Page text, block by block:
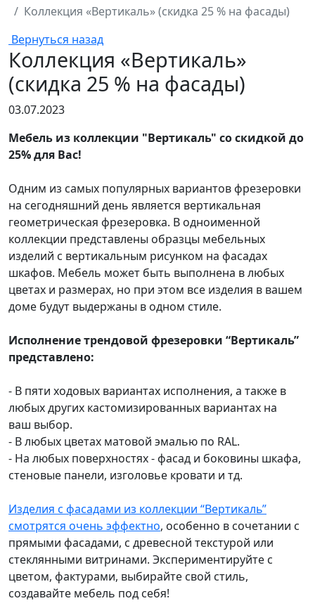
Коллекция «Вертикаль» (скидка 25 % на фасады)
Вернуться назад
Коллекция «Вертикаль»
(скидка 25 % на фасады)
03.07.2023
Мебель из коллекции "Вертикаль" со скидкой до
25% для Вас!
Одним из самых популярных вариантов фрезеровки
на сегодняшний день является вертикальная
геометрическая фрезеровка. В одноименной
коллекции представлены образцы мебельных
изделий с вертикальным рисунком на фасадах
шкафов. Мебель может быть выполнена в любых
цветах и размерах, но при этом все изделия в вашем
доме будут выдержаны в одном стиле.
Исполнение трендовой фрезеровки “Вертикаль”
представлено:
- В пяти ходовых вариантах исполнения, а также в
любых других кастомизированных вариантах на
ваш выбор.
- В любых цветах матовой эмалью по RAL.
- На любых поверхностях - фасад и боковины шкафа,
стеновые панели, изголовье кровати и тд.
Изделия с фасадами из коллекции “Вертикаль”
смотрятся очень эффектно, особенно в сочетании с
прямыми фасадами, с древесной текстурой или
стеклянными витринами. Экспериментируйте с
цветом, фактурами, выбирайте свой стиль,
создавайте мебель под себя!